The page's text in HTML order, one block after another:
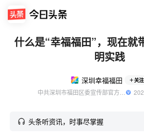
什么是“幸福福田”，现在就
明实践
深圳幸福福田 关注
头条听资讯，时事尽掌握